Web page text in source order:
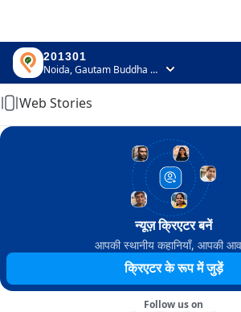
201301
Noida, Gautam Buddha Nagar, Uttar Pradesh
Home
Web Stories
न्यूज़ क्रिएटर बनें
आपकी स्थानीय कहानियाँ, आपकी
क्रिएटर के रूप में जुड़ें
Follow us on